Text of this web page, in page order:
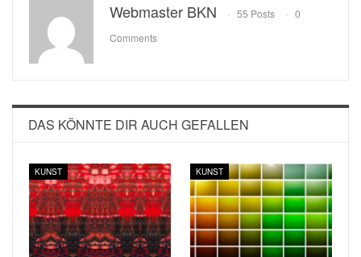
Webmaster BKN 55 Posts
0
Comments
DAS KÖNNTE DIR AUCH GEFALLEN
KUNST KUNST